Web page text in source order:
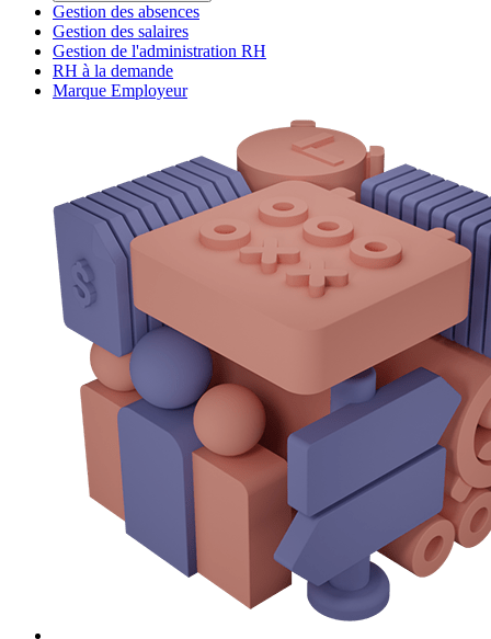
Gestion des absences
Gestion des salaires
Gestion de l'administration RH
RH à la demande
Marque Employeur